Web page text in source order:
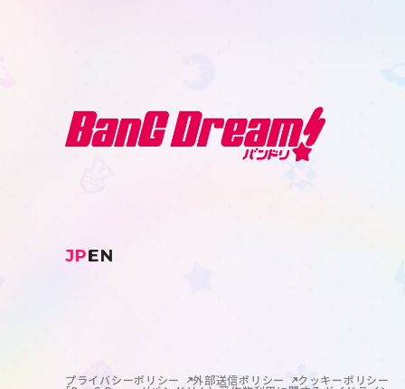
JPEN
プライバシーポリシー 外部送信ポリシー クッキーポリシー